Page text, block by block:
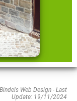
Web Design - Last
Update: 19/11/2024